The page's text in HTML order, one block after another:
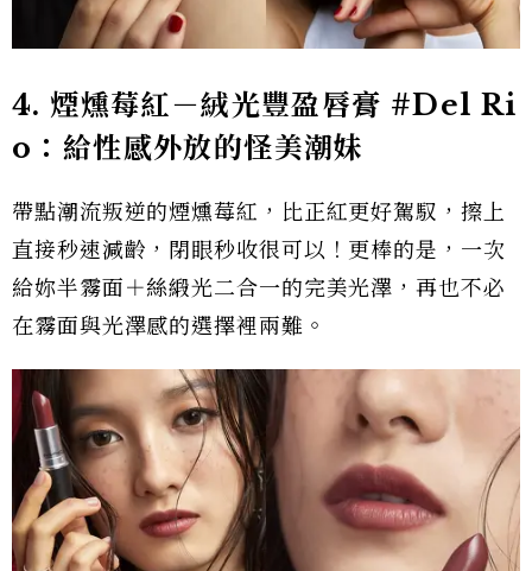
4. 煙燻莓紅－絨光豐盈唇膏 #Del Ri
o ：給性感外放的怪美潮妹
帶點潮流叛逆的煙燻莓紅，比正紅更好駕馭，擦上
直接秒速減齡，閉眼秒收很可以！更棒的是，一次
給妳半霧面＋絲緞光二合一的完美光澤，再也不必
在霧面與光澤感的選擇裡兩難。